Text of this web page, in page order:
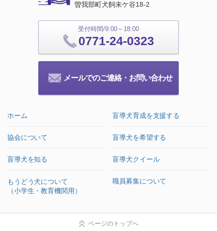
曽我部町犬飼未ケ谷18‐2
受付時間/9:00～18:00
0771-24-0323
メールでのご連絡・お問い合わせ
ページのトップへ
ホーム
協会について
盲導犬を知る
もうどう犬について
（小学生・教育機関用）
盲導犬育成を支援する
盲導犬を希望する
盲導犬クイール
職員募集について